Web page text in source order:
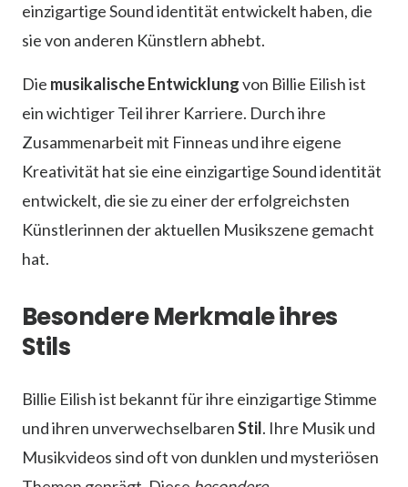
einzigartige Sound identität entwickelt haben, die
sie von anderen Künstlern abhebt.
Die musikalische Entwicklungvon Billie Eilish ist
ein wichtiger Teil ihrer Karriere. Durch ihre
Zusammenarbeit mit Finneas und ihre eigene
Kreativität hat sie eine einzigartige Sound identität
entwickelt, die sie zu einer der erfolgreichsten
Künstlerinnen der aktuellen Musikszene gemacht
hat.
Besondere Merkmale ihres
Stils
Billie Eilish ist bekannt für ihre einzigartige Stimme
und ihren unverwechselbarenStil. Ihre Musik und
Musikvideos sind oft von dunklen und mysteriösen